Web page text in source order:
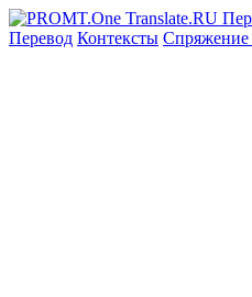
Перевод Контексты Спряжение